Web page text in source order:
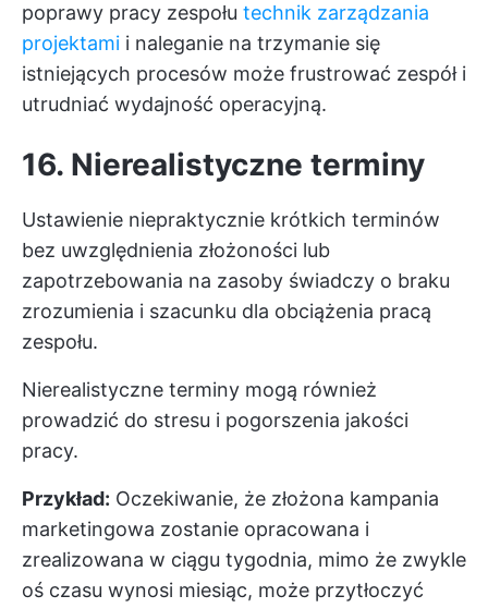
poprawy pracy zespołu technik zarządzania
projektami i naleganie na trzymanie się
istniejących procesów może frustrować zespół i
utrudniać wydajność operacyjną.
16. Nierealistyczne terminy
Ustawienie niepraktycznie krótkich terminów
bez uwzględnienia złożoności lub
zapotrzebowania na zasoby świadczy o braku
zrozumienia i szacunku dla obciążenia pracą
zespołu.
Nierealistyczne terminy mogą również
prowadzić do stresu i pogorszenia jakości
pracy.
Przykład: Oczekiwanie, że złożona kampania
marketingowa zostanie opracowana i
zrealizowana w ciągu tygodnia, mimo że zwykle
oś czasu wynosi miesiąc, może przytłoczyć